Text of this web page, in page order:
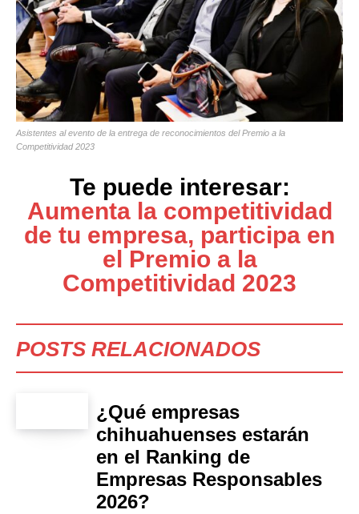
Asistentes al evento de la entrega de reconocimientos del Premio a la
Competitividad 2023
Te puede interesar:
Aumenta la competitividad
de tu empresa, participa en
el Premio a la
Competitividad 2023
POSTS RELACIONADOS
¿Qué empresas
chihuahuenses estarán
en el Ranking de
Empresas Responsables
2026?